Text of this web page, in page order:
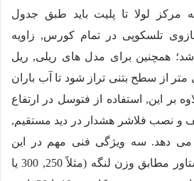
مرکز لولا تا پلیت باید طبق جدول
تلسکوپی در تمام کورس, زاویه
همچنین برای مدل های ریلی, ریل
فاصله 5 تا 10 میلی متر از سطح بتنی تراز شود تا آب باران
بر این, استفاده از فتوسل در ارتفاع
از کف و نصب فلاشر هشدار در دید مستقیم,
می دهد. سه ویژگی فنی مهم در این
مرحله شامل انتخاب گشتاور مطابق وزن لنگه (مثلاً 250, 300 یا